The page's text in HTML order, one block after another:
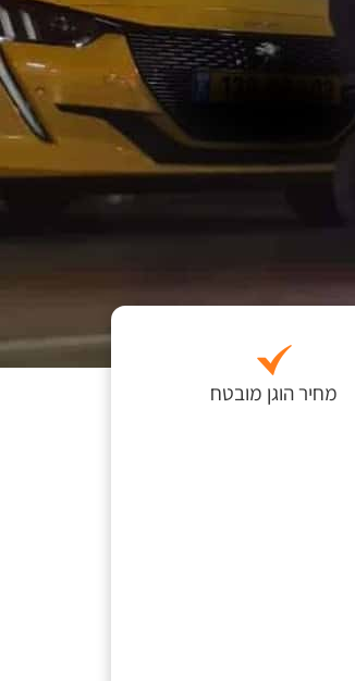
מחיר הוגן מובטח